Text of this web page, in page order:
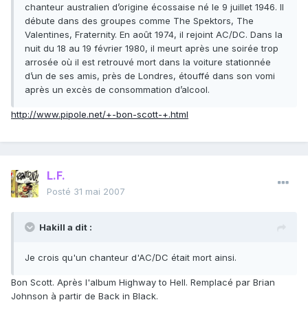
chanteur australien d’origine écossaise né le 9 juillet 1946. Il
débute dans des groupes comme The Spektors, The
Valentines, Fraternity. En août 1974, il rejoint AC/DC. Dans la
nuit du 18 au 19 février 1980, il meurt après une soirée trop
arrosée où il est retrouvé mort dans la voiture stationnée
d’un de ses amis, près de Londres, étouffé dans son vomi
après un excès de consommation d’alcool.
http://www.pipole.net/+-bon-scott-+.html
L.F.
Posté 31 mai 2007
Hakill a dit :
Je crois qu'un chanteur d'AC/DC était mort ainsi.
Bon Scott. Après l'album Highway to Hell. Remplacé par Brian
Johnson à partir de Back in Black.